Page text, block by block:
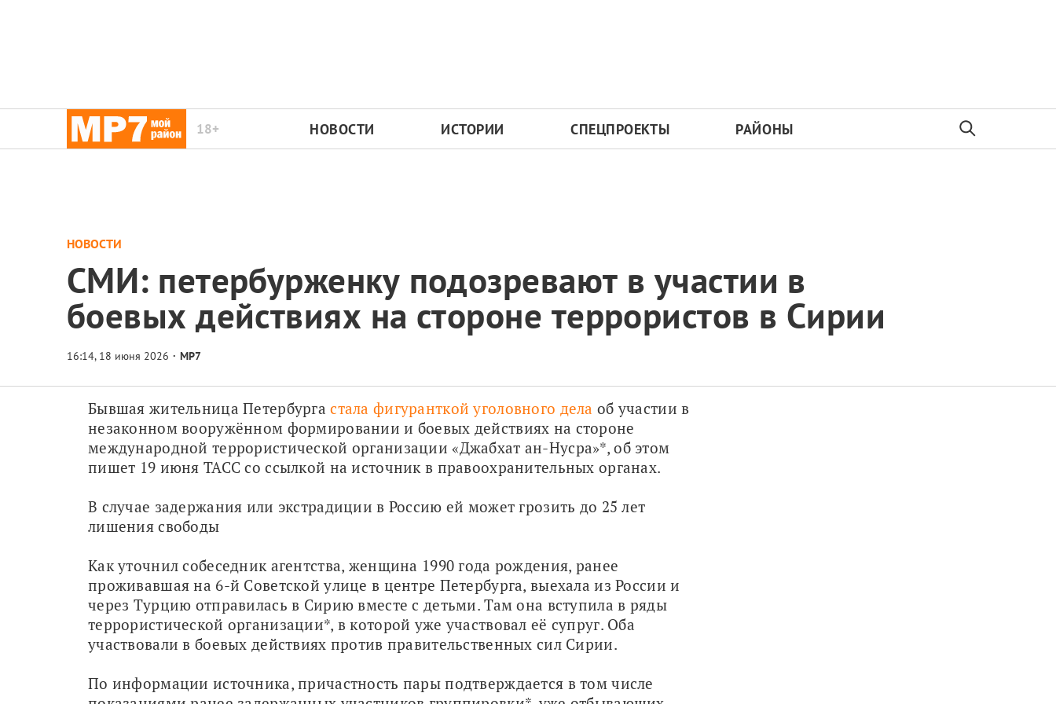
18+ НОВОСТИ ИСТОРИИ СПЕЦПРОЕКТЫ РАЙОНЫ
НОВОСТИ
СМИ: петербурженку подозревают в участии в
боевых действиях на стороне террористов в Сирии
МР7
Бывшая жительница Петербурга стала фигуранткой уголовного дела об участии в
незаконном вооружённом формировании и боевых действиях на стороне
международной террористической организации «Джабхат ан-Нусра»*, об этом
пишет 19 июня ТАСС со ссылкой на источник в правоохранительных органах.
В случае задержания или экстрадиции в Россию ей может грозить до 25 лет
лишения свободы
Как уточнил собеседник агентства, женщина 1990 года рождения, ранее
проживавшая на 6-й Советской улице в центре Петербурга, выехала из России и
через Турцию отправилась в Сирию вместе с детьми. Там она вступила в ряды
террористической организации*, в которой уже участвовал её супруг. Оба
участвовали в боевых действиях против правительственных сил Сирии.
По информации источника, причастность пары подтверждается в том числе